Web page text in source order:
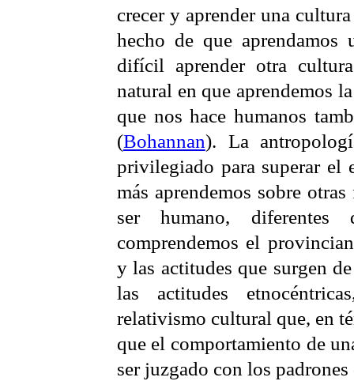
crecer y aprender una
hecho de que
difícil aprender otra
natural en que aprendemos
que nos hace humanos
(Bohannan). La
privilegiado para superar el
más aprendemos sobre
ser humano,
comprendemos el
y las actitudes que surgen
las actitudes etnocéntricas
relativismo cultural que, en
que el comportamiento de
ser juzgado con los padrones